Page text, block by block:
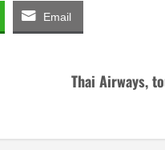
Email
Thai Airways,